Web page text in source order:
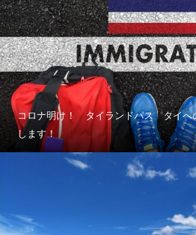
コロナ明け！ タイランドパス タイへ
します！